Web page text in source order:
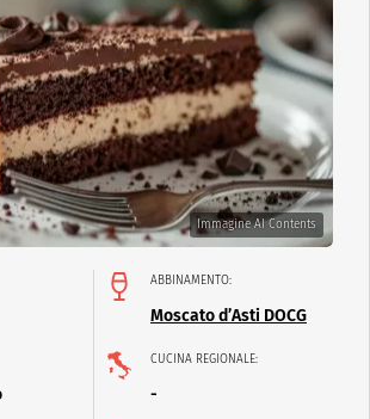
Immagine AI Contents
ABBINAMENTO:
Moscato d’Asti DOCG
CUCINA REGIONALE:
-